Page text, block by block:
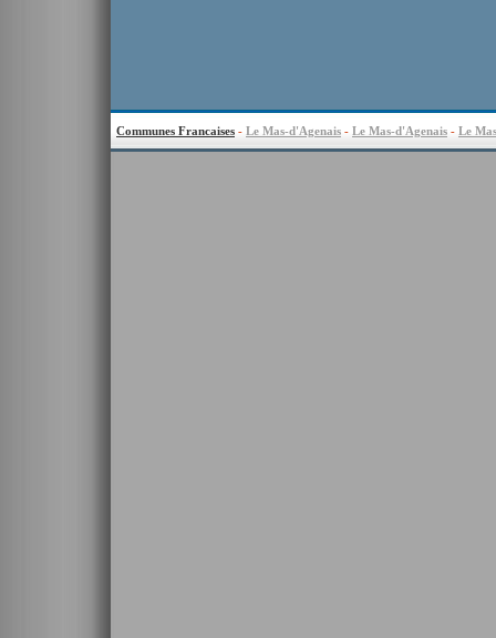
Communes Francaises - Le Mas-d'Agenais - Le Mas-d'Agenais - Le